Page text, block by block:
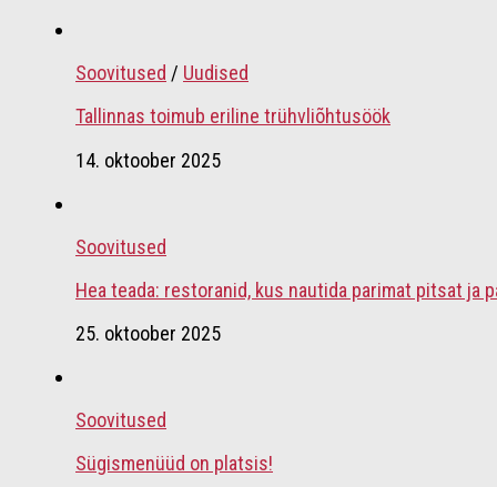
Soovitused / Uudised
Tallinnas toimub eriline trühvliõhtusöök
14. oktoober 2025
Soovitused
Hea teada: restoranid, kus nautida parimat pitsat ja
25. oktoober 2025
Soovitused
Sügismenüüd on platsis!